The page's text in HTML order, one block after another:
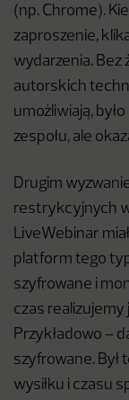
(np. Chrome).
zaproszenie,
wydarzenia. Bez
autorskich
umożliwiają,
zespołu, ale
Drugim
restrykcyjnych
LiveWebinar
platform tego
szyfrowane i
czas
Przykładowo –
szyfrowane. Był
wysiłku i czasu